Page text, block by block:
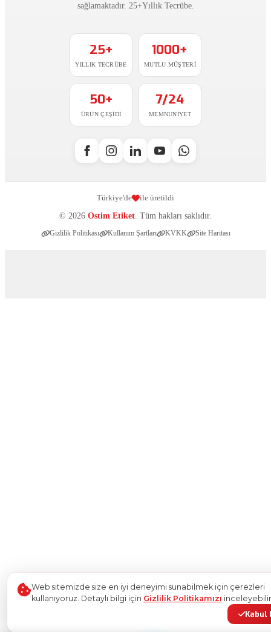
sağlamaktadır. 25+Yıllık Tecrübe.
25+
YILLIK TECRÜBE
1000+
MUTLU MÜŞTERI
50+
ÜRÜN ÇEŞIDI
7/24
MEMNUNIYET
© 2026 Ostim Etiket . Tüm hakları saklıdır.
Türkiye'de ile üretildi
Gizlilik Politikası Kullanım Şartları KVKK Site Haritası
Web sitemizde size en iyi deneyimi sunabilmek için çerezleri
kullanıyoruz. Detaylı bilgi için Gizlilik Politikamızı
Kabul